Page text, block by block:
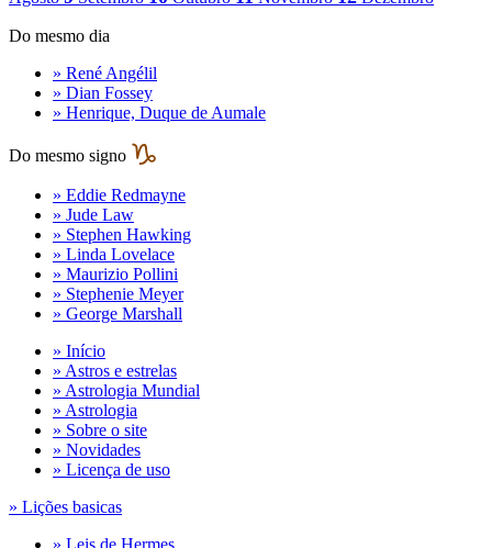
Do mesmo dia
» René Angélil
» Dian Fossey
» Henrique, Duque de Aumale
Do mesmo signo
» Eddie Redmayne
» Jude Law
» Stephen Hawking
» Linda Lovelace
» Maurizio Pollini
» Stephenie Meyer
» George Marshall
» Início
» Astros e estrelas
» Astrologia Mundial
» Astrologia
» Sobre o site
» Novidades
» Licença de uso
» Lições basicas